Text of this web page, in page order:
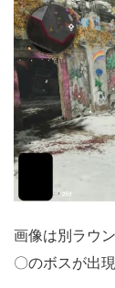
画像は別ラウ
〇のボスが出現